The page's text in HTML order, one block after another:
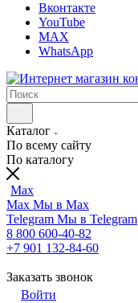
Вконтакте
YouTube
MAX
WhatsApp
Каталог
По всему сайту
По каталогу
Max
Max Мы в Max
Telegram Мы в Telegram
8 800 600-40-82
+7 901 132-84-60
Заказать звонок
Войти